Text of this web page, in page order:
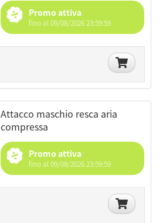
Promo attiva
fino al 09/08/2026 23:59:59
attacco maschio resca aria
compressa
Promo attiva
fino al 09/08/2026 23:59:59